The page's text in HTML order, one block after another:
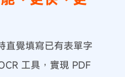
直覺填寫已有表單字
工具，實現 PDF